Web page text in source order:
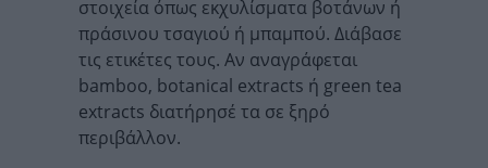
στοιχεία όπως εκχυλίσματα βοτάνων ή
πράσινου τσαγιού ή μπαμπού. Διάβασε
τις ετικέτες τους. Αν αναγράφεται
bamboo, botanical extracts ή green tea
extracts διατήρησέ τα σε ξηρό
περιβάλλον.